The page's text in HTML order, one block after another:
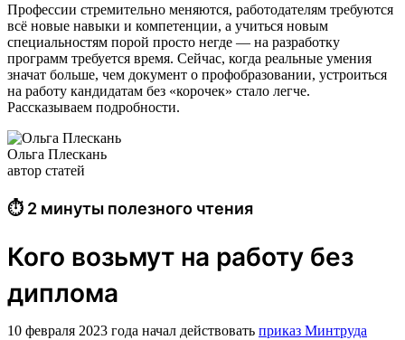
Профессии стремительно меняются, работодателям требуются
всё новые навыки и компетенции, а учиться новым
специальностям порой просто негде — на разработку
программ требуется время. Сейчас, когда реальные умения
значат больше, чем документ о профобразовании, устроиться
на работу кандидатам без «корочек» стало легче.
Рассказываем подробности.
Ольга Плескань
автор статей
⏱ 2 минуты полезного чтения
Кого возьмут на работу без
диплома
10 февраля 2023 года начал действовать приказ Минтруда